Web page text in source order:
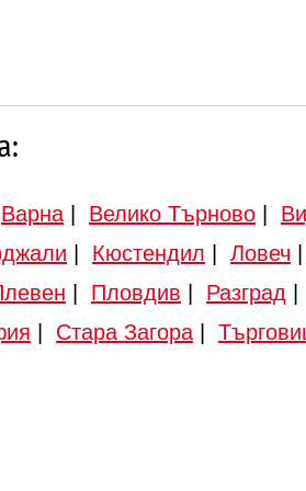
Варна Велико Търново
Кюстендил Ловеч
Пловдив Разград
Стара Загора